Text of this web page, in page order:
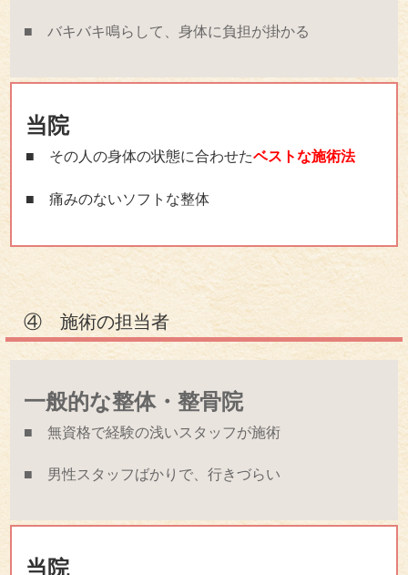
■ バキバキ鳴らして、身体に負担が掛かる
当院
■ その人の身体の状態に合わせたベストな施術法
■ 痛みのないソフトな整体
④ 施術の担当者
一般的な整体・整骨院
■ 無資格で経験の浅いスタッフが施術
■ 男性スタッフばかりで、行きづらい
当院